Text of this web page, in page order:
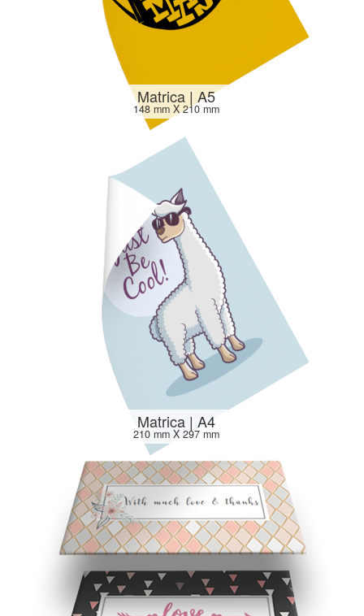
Matrica | A5
148 mm X 210 mm
Matrica | A4
210 mm X 297 mm